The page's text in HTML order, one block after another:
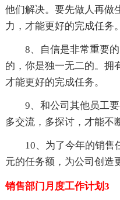
他们解决。要先做人再做
力，才能更好的完成任务。
8、自信是非常重要
的，你是独一无二的。拥
才能更好的完成任务。
9、和公司其他员工
多交流，多探讨，才能不
10、为了今年的销售
元的任务额，为公司创造
销售部门月度工作计划3